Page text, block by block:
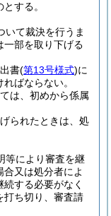
する。
いて裁決を行うま
一部を取り下げる
書(第13号様式)に
ばならない。
は、初めから係属
られたときは、処
等により審査を継
又は処分者によ
する必要がなく
打ち切り、審査請